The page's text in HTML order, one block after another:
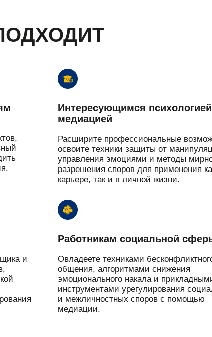
Интересующимся
медиацией
Расширите профессиональные
освоите техники защиты от
управления эмоциями и методы
разрешения споров для применения
карьере, так и в личной жизни.
и
Работникам социальной
Овладеете техниками
общения, алгоритмами снижения
эмоционального накала и
инструментами урегулирования
и межличностных споров с помощью
медиации.